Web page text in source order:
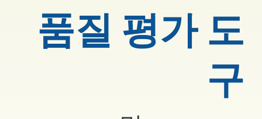
품질 평가 도
구